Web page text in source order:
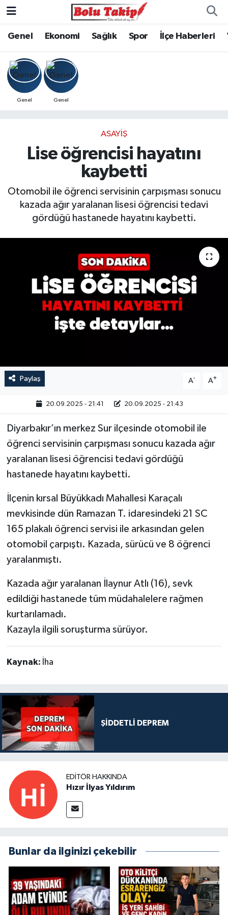
Genel Ekonomi Sağlık Spor İlçe Haberleri
Genel Genel
ASAYIŞ
Lise öğrencisi hayatını
kaybetti
Otomobil ile öğrenci servisinin çarpışması sonucu
kazada ağır yaralanan lisesi öğrencisi tedavi
gördüğü hastanede hayatını kaybetti.
Paylaş A- A+
20.09.2025 - 21:41 20.09.2025 - 21:43
Diyarbakır’ın merkez Sur ilçesinde otomobil ile
öğrenci servisinin çarpışması sonucu kazada ağır
yaralanan lisesi öğrencisi tedavi gördüğü
hastanede hayatını kaybetti.
İlçenin kırsal Büyükkadı Mahallesi Karaçalı
mevkisinde dün Ramazan T. idaresindeki 21 SC
165 plakalı öğrenci servisi ile arkasından gelen
otomobil çarpıştı. Kazada, sürücü ve 8 öğrenci
yaralanmıştı.
Kazada ağır yaralanan İlaynur Atlı (16), sevk
edildiği hastanede tüm müdahalelere rağmen
kurtarılamadı.
Kazayla ilgili soruşturma sürüyor.
Kaynak: İha
ŞİDDETLİ DEPREM
EDITÖR HAKKINDA
Hızır İlyas Yıldırım
Bunlar da ilginizi çekebilir